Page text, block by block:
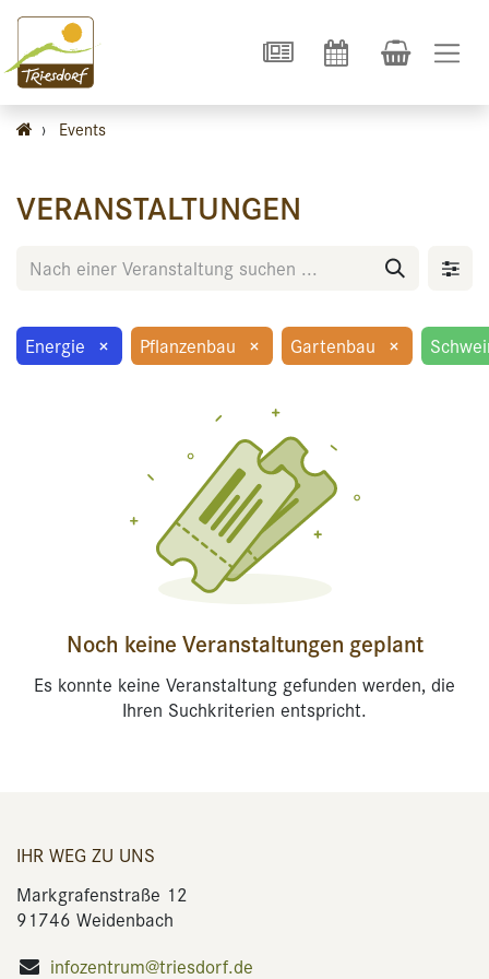
› Events
VERANSTALTUNGEN
Energie × Pflanzenbau × Gartenbau ×
Noch keine Veranstaltungen geplant
Es konnte keine Veranstaltung gefunden werden, die
Ihren Suchkriterien entspricht.
IHR WEG ZU UNS
Markgrafenstraße 12
91746 Weidenbach
infozentrum@triesdorf.de